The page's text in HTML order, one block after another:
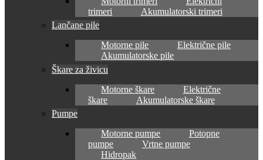
trimeri
Akumulatorski trimeri
Lančane pile
Motorne pile
Električne pile
Akumulatorske pile
Škare za živicu
Motorne škare
Električne
škare
Akumulatorske škare
Pumpe
Motorne pumpe
Potopne
pumpe
Vrtne pumpe
Hidropak